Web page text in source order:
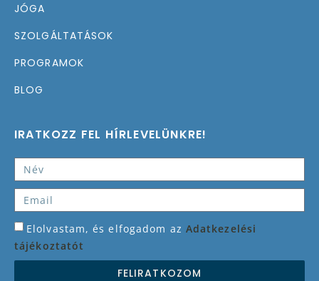
JÓGA
SZOLGÁLTATÁSOK
PROGRAMOK
BLOG
IRATKOZZ FEL HÍRLEVELÜNKRE!
Elolvastam, és elfogadom az Adatkezelési
tájékoztatót
FELIRATKOZOM